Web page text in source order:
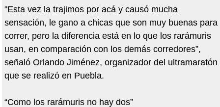
"Esta vez la trajimos por acá y causó mucha
sensación, le gano a chicas que son muy buenas para
correr, pero la diferencia está en lo que los rarámuris
usan, en comparación con los demás corredores”,
señaló Orlando Jiménez, organizador del ultramaratón
que se realizó en Puebla.
“Como los rarámuris no hay dos”